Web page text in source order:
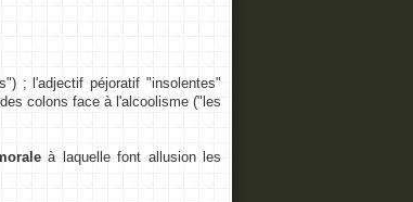
; l'adjectif péjoratif "insolentes"
colons face à l'alcoolisme ("les
à laquelle font allusion les